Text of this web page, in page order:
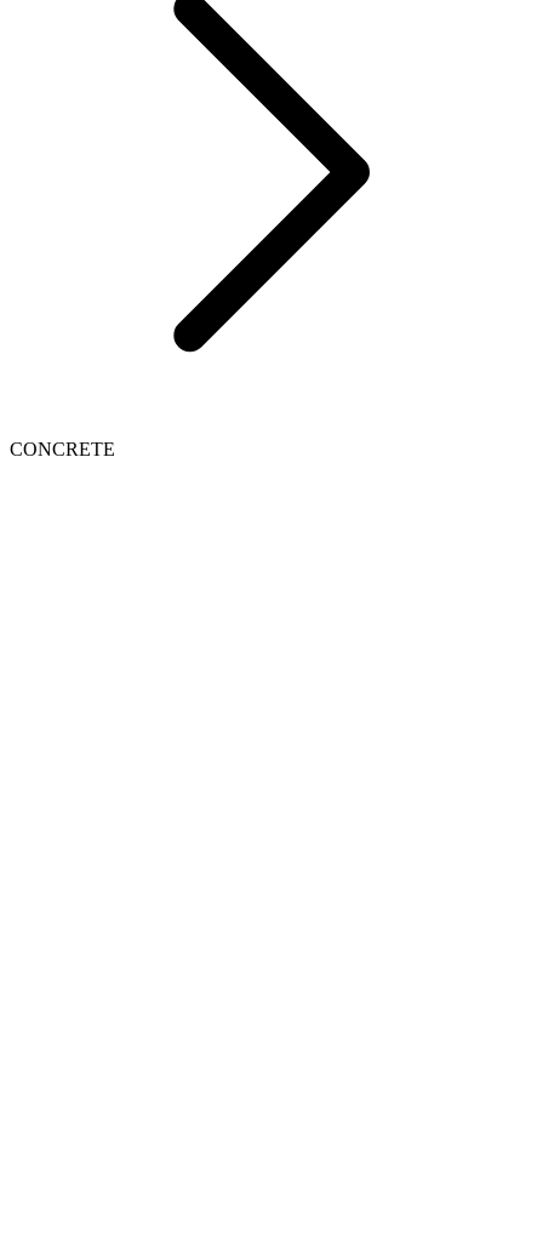
CONCRETE